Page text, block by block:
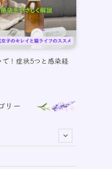
！症状5つと感染経
リー